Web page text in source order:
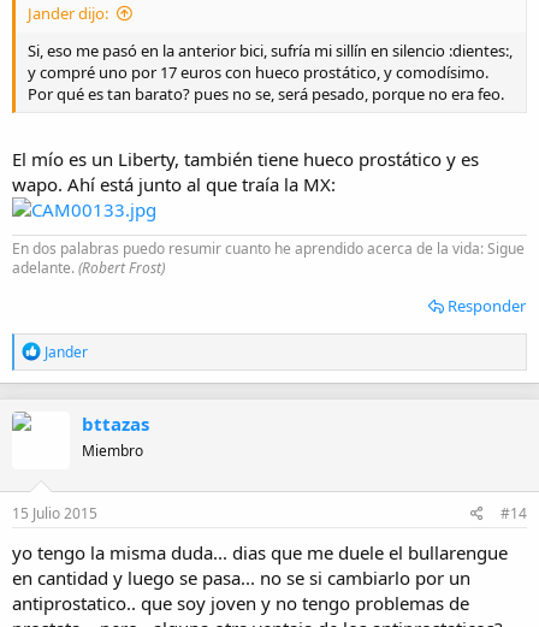
Jander dijo:
Si, eso me pasó en la anterior bici, sufría mi sillín en silencio :dientes:,
y compré uno por 17 euros con hueco prostático, y comodísimo.
Por qué es tan barato? pues no se, será pesado, porque no era feo.
El mío es un Liberty, también tiene hueco prostático y es
wapo. Ahí está junto al que traía la MX:
En dos palabras puedo resumir cuanto he aprendido acerca de la vida: Sigue
adelante.(Robert Frost)
Responder
R
e
a
n
e
s
Jander
bttazas
Miembro
15 Julio 2015 #14
yo tengo la misma duda... dias que me duele el bullarengue
en cantidad y luego se pasa... no se si cambiarlo por un
antiprostatico.. que soy joven y no tengo problemas de